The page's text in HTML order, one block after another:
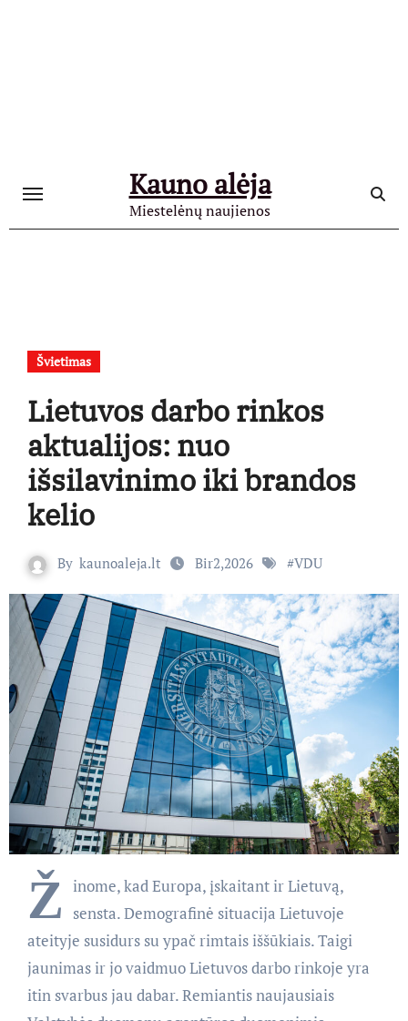
Kauno alėja
Miestelėnų naujienos
Švietimas
Lietuvos darbo rinkos
aktualijos: nuo
išsilavinimo iki brandos
kelio
By kaunoaleja.lt Bir2,2026 #VDU
Ž
inome, kad Europa, įskaitant ir Lietuvą,
sensta. Demografinė situacija Lietuvoje
ateityje susidurs su ypač rimtais iššūkiais. Taigi
jaunimas ir jo vaidmuo Lietuvos darbo rinkoje yra
itin svarbus jau dabar. Remiantis naujausiais